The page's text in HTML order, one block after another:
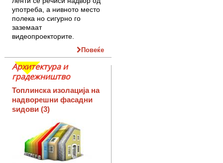
употреба, а нивното место
полека но сигурно го
заземаат
видеопроекторите.
Повеќе
Архитектура и
градежништво
Топлинска изолација на
надворешни фасадни
ѕидови (3)